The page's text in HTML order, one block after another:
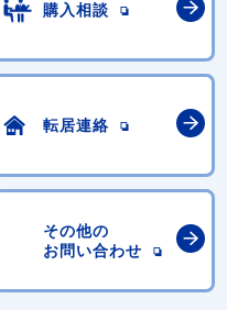
購入相談
転居連絡
その他の
お問い合わせ